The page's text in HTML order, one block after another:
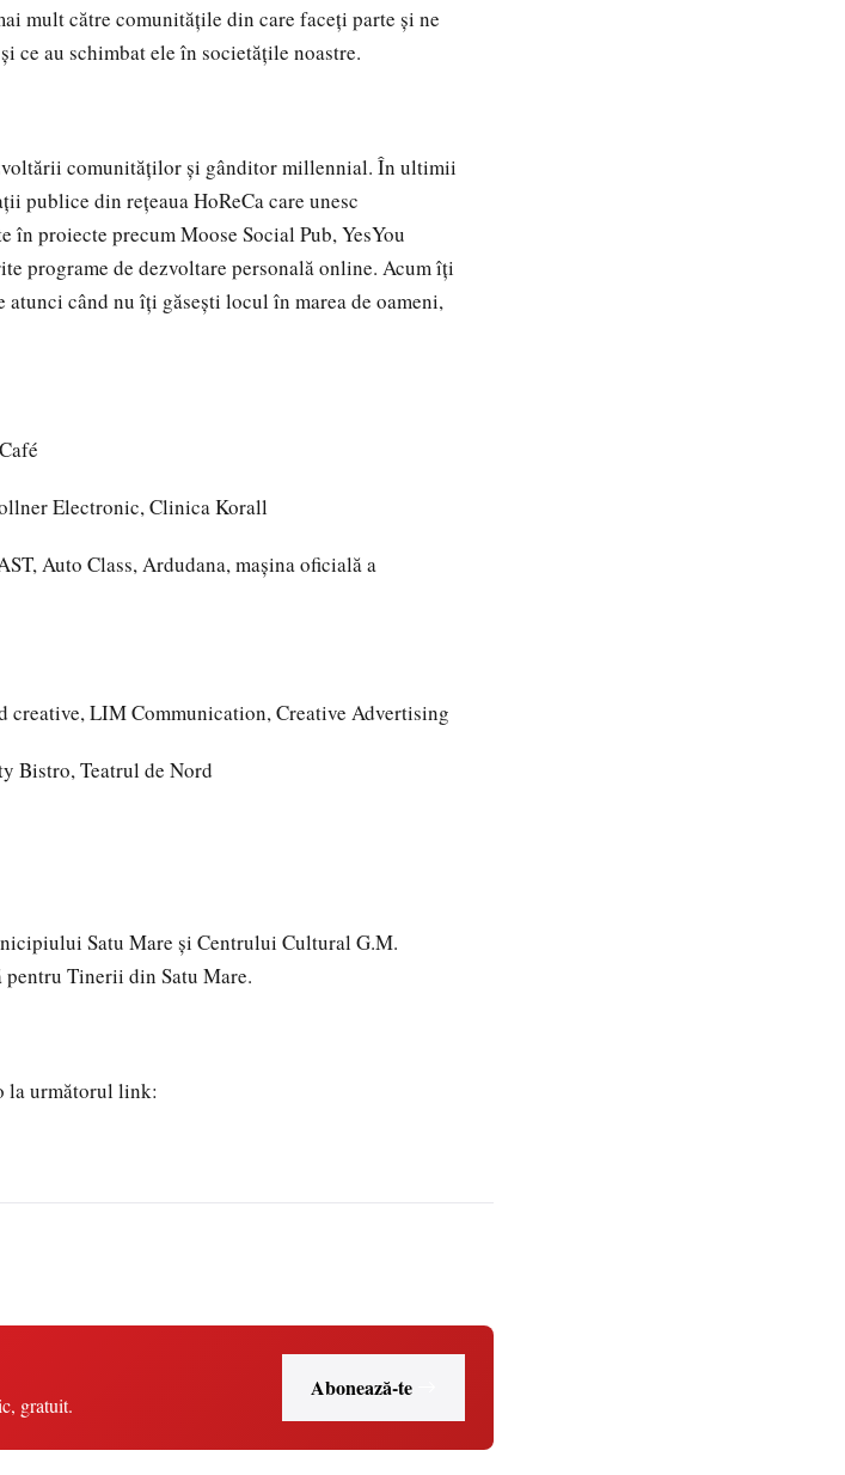
mult către comunitățile din care faceți parte și ne
ce au schimbat ele în societățile noastre.
comunităților și gânditor millennial. În ultimii
publice din rețeaua HoReCa care unesc
în proiecte precum Moose Social Pub, YesYou
programe de dezvoltare personală online. Acum îți
când nu îți găsești locul în marea de oameni,
Electronic, Clinica Korall
Auto Class, Ardudana, mașina oficială a
creative, LIM Communication, Creative Advertising
Bistro, Teatrul de Nord
Satu Mare și Centrului Cultural G.M.
Tinerii din Satu Mare.
la următorul link:
gratuit.
Abonează-te